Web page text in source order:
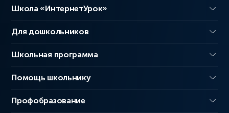
Школа «ИнтернетУрок»
Для дошкольников
Школьная программа
Помощь школьнику
Профобразование